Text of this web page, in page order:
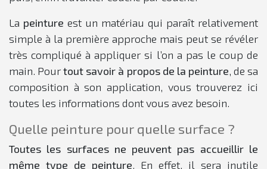
La peinture est un matériau qui paraît relativement
simple à la première approche mais peut se révéler
très compliqué à appliquer si l’on a pas le coup de
main. Pourtout savoir à propos de la peinture, de sa
composition à son application, vous trouverez ici
toutes les informations dont vous avez besoin.
Quelle peinture pour quelle surface ?
Toutes les surfaces ne peuvent pas accueillir le
même type de peinture. En effet, il sera inutile